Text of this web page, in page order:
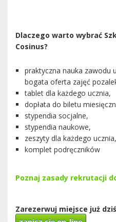
Dlaczego warto wybrać
Cosinus?
praktyczna nauka zawodu
bogata oferta zajęć
tablet dla każdego ucznia,
dopłata do biletu
stypendia socjalne,
stypendia naukowe,
zeszyty dla każdego ucznia,
komplet podręczników
Poznaj zasady rekrutacji
Zarezerwuj miejsce już